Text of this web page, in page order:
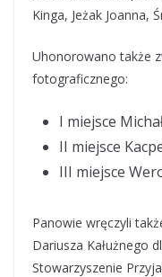
Kinga, Jeżak Joanna,
Uhonorowano także
fotograficznego:
I miejsce
II miejsce
III miejsce
Panowie wręczyli
Dariusza Kałużnego
Stowarzyszenie